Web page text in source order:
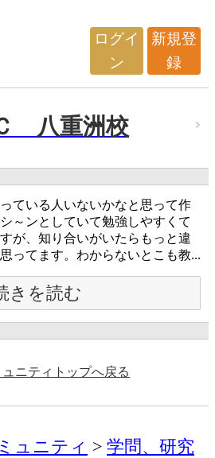
ログイ
ン
新規登
録
八重洲校
ている人いないかなと思って作
～ンとしていて勉強しやすくて
が、知り合いがいたらもっと違
ってます。わからないとこも教...
きを読む
ュニティトップへ戻る
ュニティ
学問、研究